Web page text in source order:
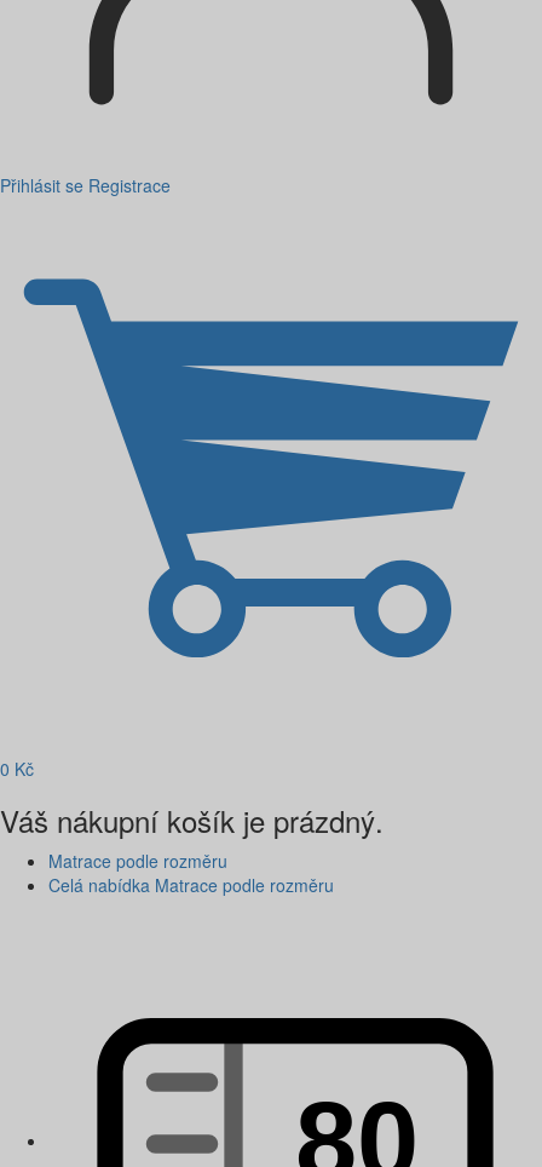
Přihlásit se Registrace
0 Kč
Váš nákupní košík je prázdný.
Matrace podle rozměru
Celá nabídka Matrace podle rozměru